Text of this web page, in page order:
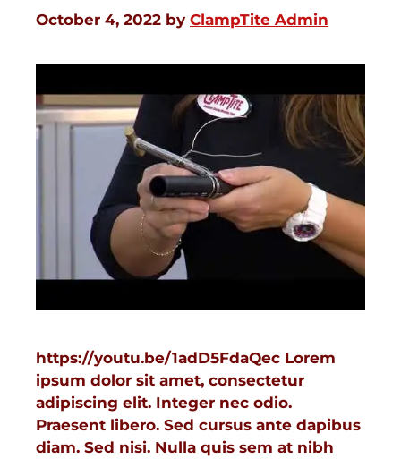
October 4, 2022 by ClampTite Admin
https://youtu.be/1adD5FdaQec Lorem
ipsum dolor sit amet, consectetur
adipiscing elit. Integer nec odio.
Praesent libero. Sed cursus ante dapibus
diam. Sed nisi. Nulla quis sem at nibh